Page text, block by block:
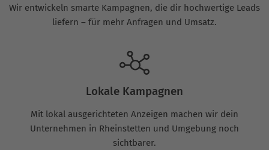
Wir entwickeln smarte Kampagnen, die dir hochwertige Leads
liefern – für mehr Anfragen und Umsatz.
Lokale Kampagnen
Mit lokal ausgerichteten Anzeigen machen wir dein
Unternehmen in Rheinstetten und Umgebung noch
sichtbarer.